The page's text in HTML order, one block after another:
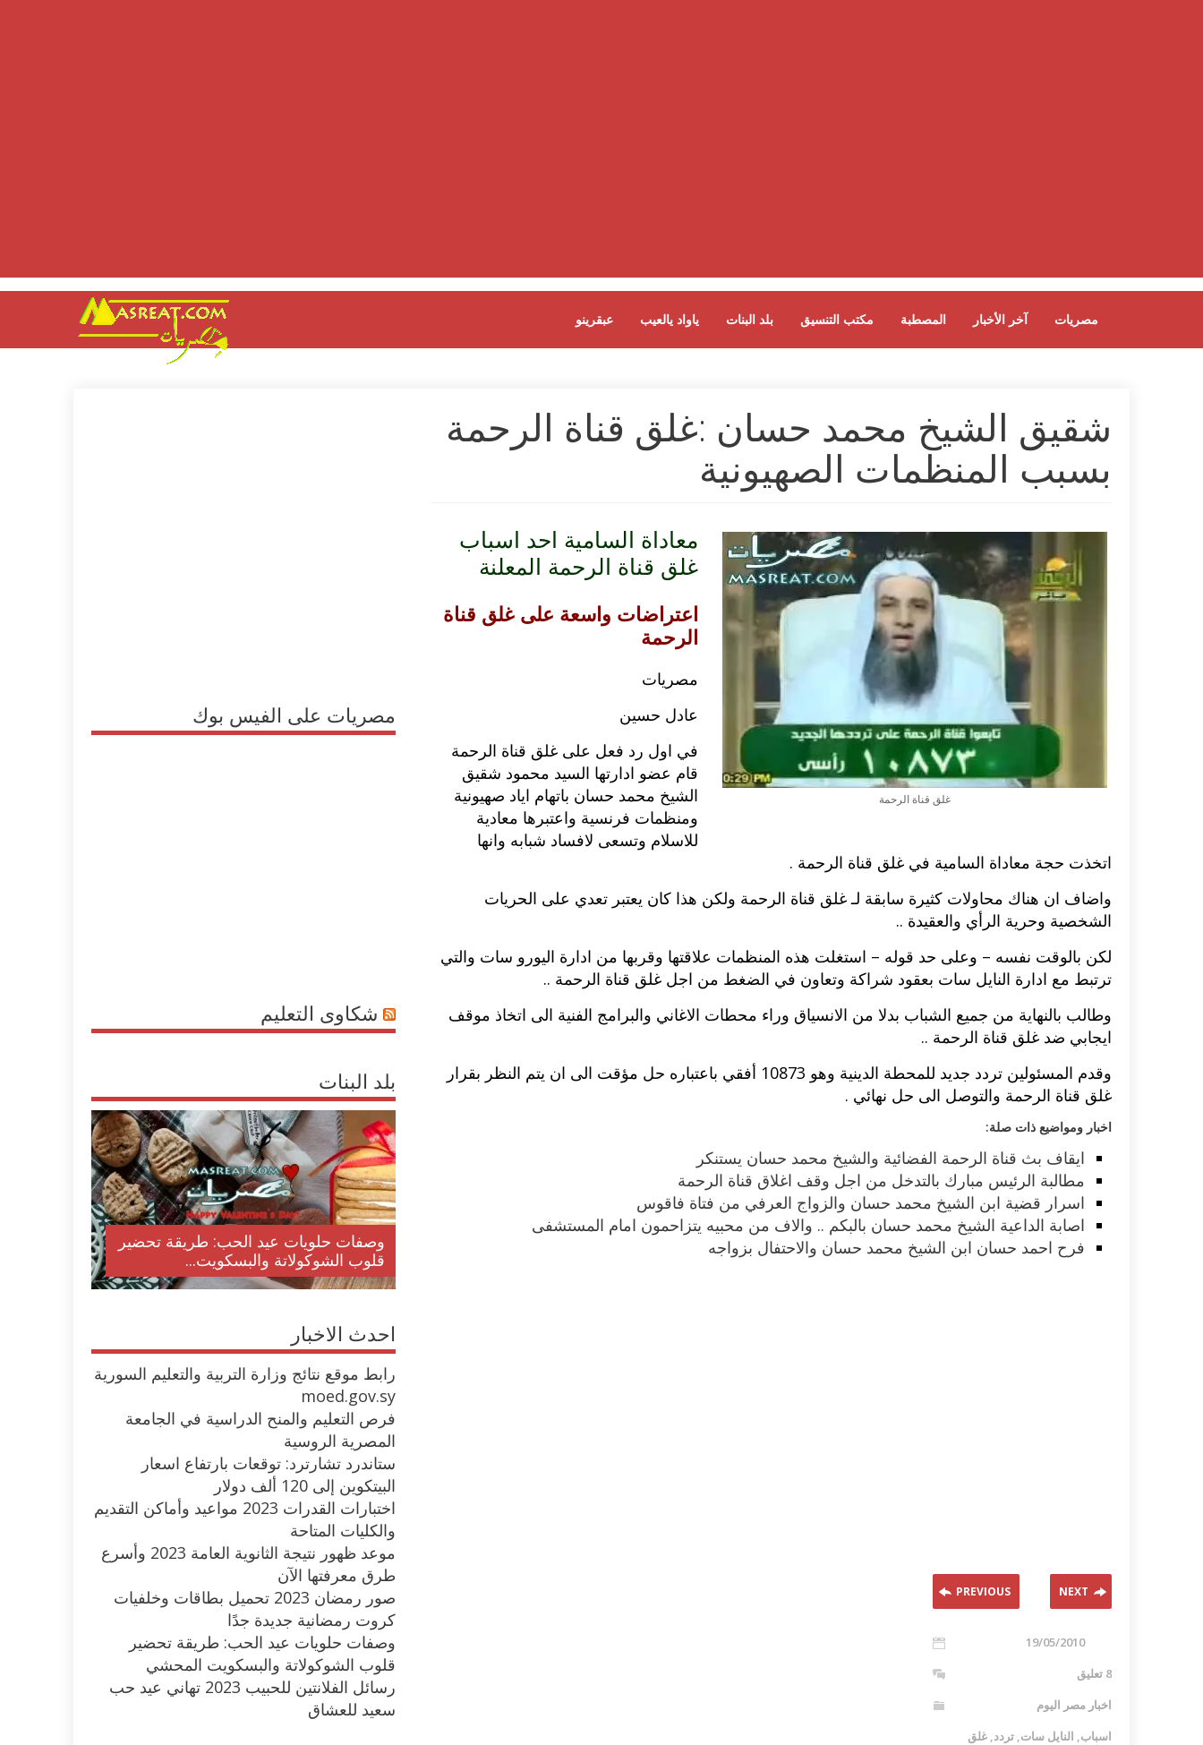
عبقرينو ياواد يالعيب بلد البنات مكتب التنسيق المصطبة آخر الأخبار مصريات
شقيق الشيخ محمد حسان :غلق قناة الرحمة
بسبب المنظمات الصهيونية
غلق قناة الرحمة
معاداة السامية احد اسباب
غلق قناة الرحمة المعلنة
اعتراضات واسعة على غلق قناة
الرحمة
مصريات
عادل حسين
في اول رد فعل على غلق قناة الرحمة
قام عضو ادارتها السيد محمود شقيق
الشيخ محمد حسان باتهام اياد صهيونية
ومنظمات فرنسية واعتبرها معادية
للاسلام وتسعى لافساد شبابه وانها
اتخذت حجة معاداة السامية في غلق قناة الرحمة .
واضاف ان هناك محاولات كثيرة سابقة لـ غلق قناة الرحمة ولكن هذا كان يعتبر تعدي على الحريات
الشخصية وحرية الرأي والعقيدة ..
لكن بالوقت نفسه – وعلى حد قوله – استغلت هذه المنظمات علاقتها وقربها من ادارة اليورو سات والتي
ترتبط مع ادارة النايل سات بعقود شراكة وتعاون في الضغط من اجل غلق قناة الرحمة ..
وطالب بالنهاية من جميع الشباب بدلا من الانسياق وراء محطات الاغاني والبرامج الفنية الى اتخاذ موقف
ايجابي ضد غلق قناة الرحمة ..
وقدم المسئولين تردد جديد للمحطة الدينية وهو 10873 أفقي باعتباره حل مؤقت الى ان يتم النظر بقرار
غلق قناة الرحمة والتوصل الى حل نهائي .
اخبار ومواضيع ذات صلة:
ايقاف بث قناة الرحمة الفضائية والشيخ محمد حسان يستنكر
مطالبة الرئيس مبارك بالتدخل من اجل وقف اغلاق قناة الرحمة
اسرار قضية ابن الشيخ محمد حسان والزواج العرفي من فتاة فاقوس
اصابة الداعية الشيخ محمد حسان بالبكم .. والاف من محبيه يتزاحمون امام المستشفى
فرح احمد حسان ابن الشيخ محمد حسان والاحتفال بزواجه
PREVIOUS NEXT
19/05/2010
8 تعليق
اخبار مصر اليوم
اسباب, النايل سات, تردد, غلق
مصريات على الفيس بوك
شكاوى التعليم
بلد البنات
وصفات حلويات عيد الحب: طريقة تحضير
قلوب الشوكولاتة والبسكويت...
وصفات أكلات عيد راس السنة الميلادية
طريقة تحضير حلاوة المولد النبوي مع
وصفات بالفيديو والصور...
اكلات عيد الاضحى 2023 وصفات طبخ
احدث الاخبار
رابط موقع نتائج وزارة التربية والتعليم السورية
moed.gov.sy
فرص التعليم والمنح الدراسية في الجامعة
المصرية الروسية
ستاندرد تشارترد: توقعات بارتفاع اسعار
البيتكوين إلى 120 ألف دولار
اختبارات القدرات 2023 مواعيد وأماكن التقديم
والكليات المتاحة
موعد ظهور نتيجة الثانوية العامة 2023 وأسرع
طرق معرفتها الآن
صور رمضان 2023 تحميل بطاقات وخلفيات
كروت رمضانية جديدة جدًا
وصفات حلويات عيد الحب: طريقة تحضير
قلوب الشوكولاتة والبسكويت المحشي
رسائل الفلانتين للحبيب 2023 تهاني عيد حب
سعيد للعشاق